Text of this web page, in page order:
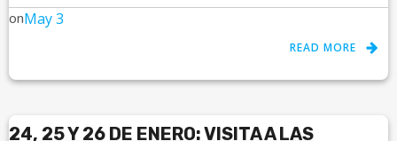
onMay 3
READ MORE
24, 25 Y 26 DE ENERO: VISITA A LAS